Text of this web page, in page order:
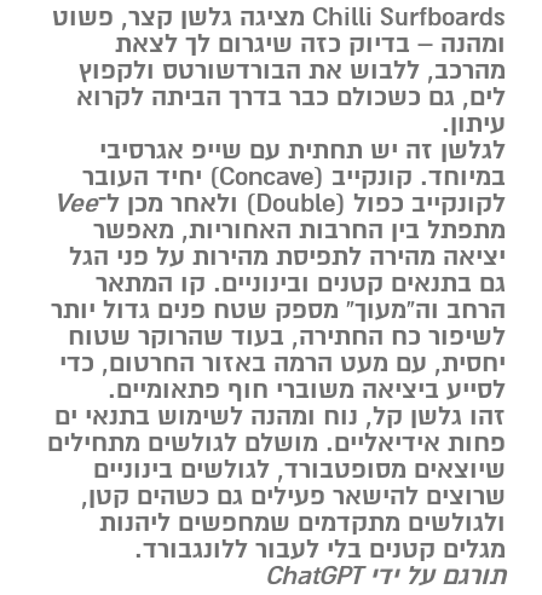
Chilli Surfboards מציגה גלשן קצר, פשוט
ומהנה – בדיוק כזה שיגרום לך לצאת
מהרכב, ללבוש את הבורדשורטס ולקפוץ
לים, גם כשכולם כבר בדרך הביתה לקרוא
עיתון.
לגלשן זה יש תחתית עם שייפ אגרסיבי
במיוחד. קונקייב (Concave) יחיד העובר
לקונקייב כפול (Double) ולאחר מכן ל־
Vee
מתפתל בין החרבות האחוריות, מאפשר
יציאה מהירה לתפיסת מהירות על פני הגל
גם בתנאים קטנים ובינוניים. קו המתאר
הרחב וה”מעוך” מספק שטח פנים גדול יותר
לשיפור כח החתירה, בעוד שהרוקר שטוח
יחסית, עם מעט הרמה באזור החרטום, כדי
לסייע ביציאה משוברי חוף פתאומיים.
זהו גלשן קל, נוח ומהנה לשימוש בתנאי ים
פחות אידיאליים. מושלם לגולשים מתחילים
שיוצאים מסופטבורד, לגולשים בינוניים
שרוצים להישאר פעילים גם כשהים קטן,
ולגולשים מתקדמים שמחפשים ליהנות
מגלים קטנים בלי לעבור ללונגבורד.
תורגם על ידי ChatGPT